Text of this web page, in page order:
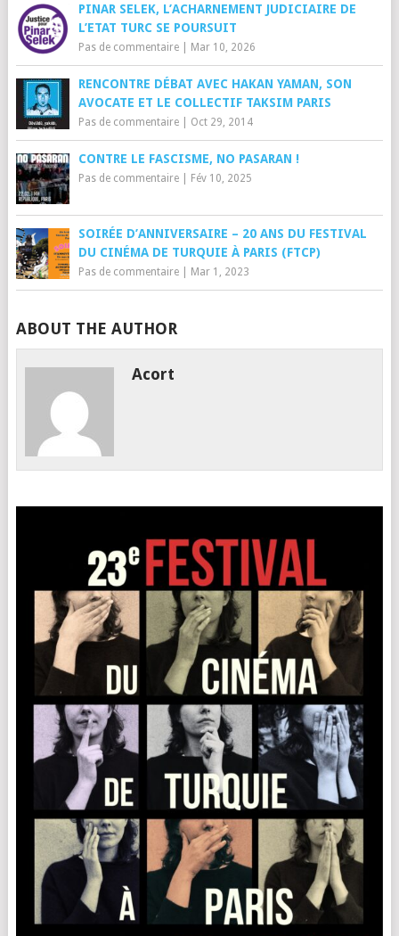
PINAR SELEK, L’ACHARNEMENT JUDICIAIRE DE
L’ETAT TURC SE POURSUIT
Pas de commentaire| Mar 10, 2026
RENCONTRE DÉBAT AVEC HAKAN YAMAN, SON
AVOCATE ET LE COLLECTIF TAKSIM PARIS
Pas de commentaire| Oct 29, 2014
CONTRE LE FASCISME, NO PASARAN !
Pas de commentaire| Fév 10, 2025
SOIRÉE D’ANNIVERSAIRE – 20 ANS DU FESTIVAL
DU CINÉMA DE TURQUIE À PARIS (FTCP)
Pas de commentaire| Mar 1, 2023
ABOUT THE AUTHOR
Acort